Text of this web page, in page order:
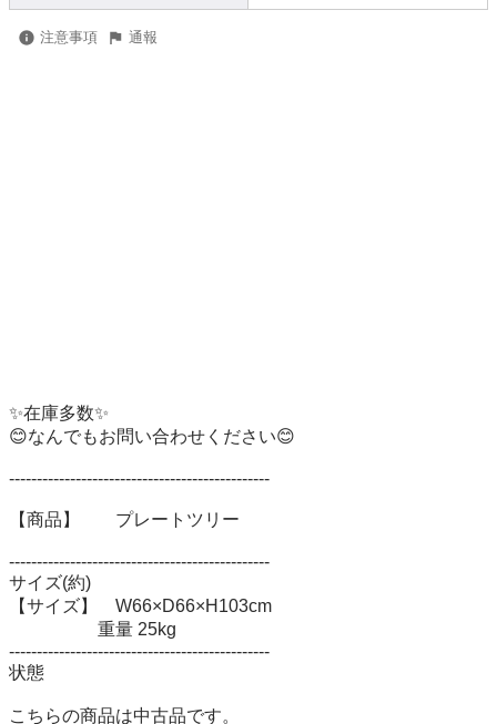
注意事項 通報
✨在庫多数✨
😊なんでもお問い合わせください😊
-----------------------------------------------
【商品】　　プレートツリー
-----------------------------------------------
サイズ(約)
【サイズ】　W66×D66×H103cm
重量 25kg
-----------------------------------------------
状態
こちらの商品は中古品です。